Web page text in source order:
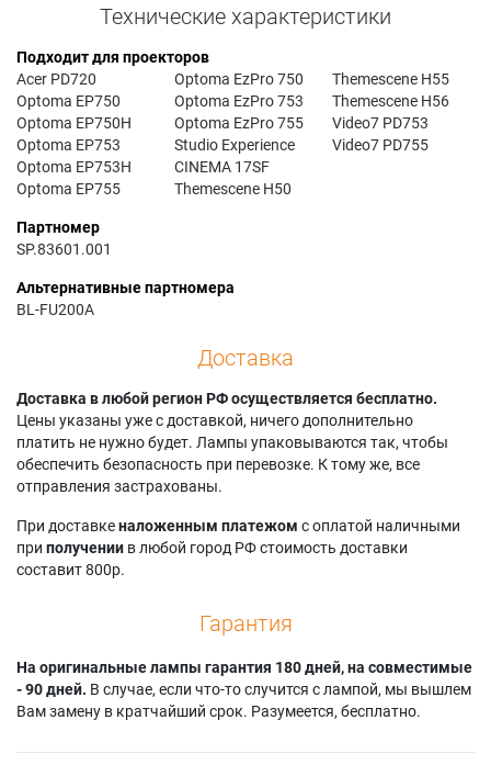
Технические характеристики
Подходит для проекторов
Acer PD720
Optoma EP750
Optoma EP750H
Optoma EP753
Optoma EP753H
Optoma EP755
Optoma EzPro 750
Optoma EzPro 753
Optoma EzPro 755
Studio Experience
CINEMA 17SF
Themescene H50
Themescene H55
Themescene H56
Video7 PD753
Video7 PD755
Партномер
SP.83601.001
Альтернативные партномера
BL-FU200A
Доставка
Доставка в любой регион РФ осуществляется бесплатно.
Цены указаны уже с доставкой, ничего дополнительно
платить не нужно будет. Лампы упаковываются так, чтобы
обеспечить безопасность при перевозке. К тому же, все
отправления застрахованы.
При доставкеналоженным платежом с оплатой наличными
при получении в любой город РФ стоимость доставки
составит 800р.
Гарантия
На оригинальные лампы гарантия 180 дней, на совместимые
- 90 дней. В случае, если что-то случится с лампой, мы вышлем
Вам замену в кратчайший срок. Разумеется, бесплатно.